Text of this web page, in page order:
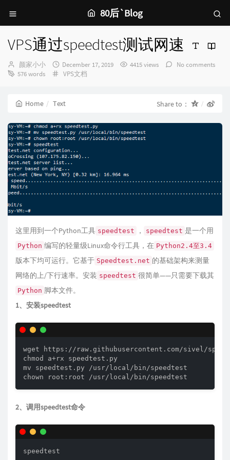
80后`Blog
VPS通过speedtest测试网速
Author：
颜家小小
发
布
December 17, 2019 4415 views
No comments
576 words
Categories：
VPS文档
Home Text Share to：
这里用到一个Python工具 speedtest ， speedtest 是一个用
Python 编写的轻量级Linux命令行工具，在 Python2.4至3.4
版本下均可运行。它基于 Speedtest.net 的基础架构来测量
网络的上/下行速率。安装 speedtest 很简单——只需要下载其
Python 脚本文件。
1、安装speedtest
wget https://raw.githubusercontent.com/sivel/
chmod a+rx speedtest.py
mv speedtest.py /usr/local/bin/speedtest
2、调用speedtest命令